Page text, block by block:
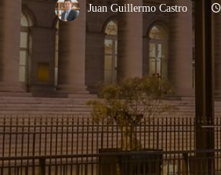
Juan Guillermo Castro